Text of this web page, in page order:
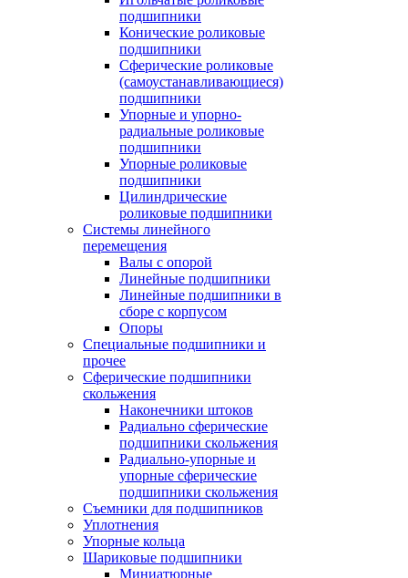
подшипники
Конические роликовые
подшипники
Сферические роликовые
(самоустанавливающиеся)
подшипники
Упорные и упорно-
радиальные роликовые
подшипники
Упорные роликовые
подшипники
Цилиндрические
роликовые подшипники
Системы линейного
перемещения
Валы с опорой
Линейные подшипники
Линейные подшипники в
сборе с корпусом
Опоры
Специальные подшипники и
прочее
Сферические подшипники
скольжения
Наконечники штоков
Радиально сферические
подшипники скольжения
Радиально-упорные и
упорные сферические
подшипники скольжения
Съемники для подшипников
Уплотнения
Упорные кольца
Шариковые подшипники
Миниатюрные